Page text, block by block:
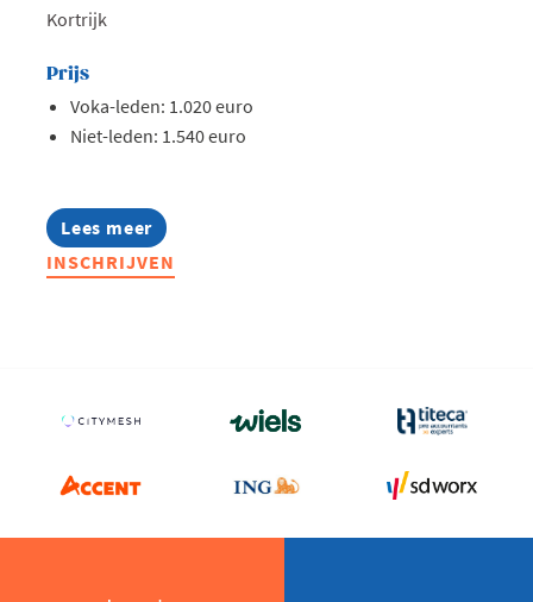
Kortrijk
Prijs
Voka-leden: 1.020 euro
Niet-leden: 1.540 euro
Lees meer
about
Opleiding:
Het
nieuwigheden)
INSCHRIJVEN